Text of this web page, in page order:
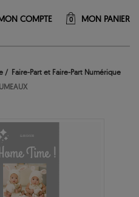
COMPTE 0 MON PANIER
Faire-Part et Faire-Part Numérique